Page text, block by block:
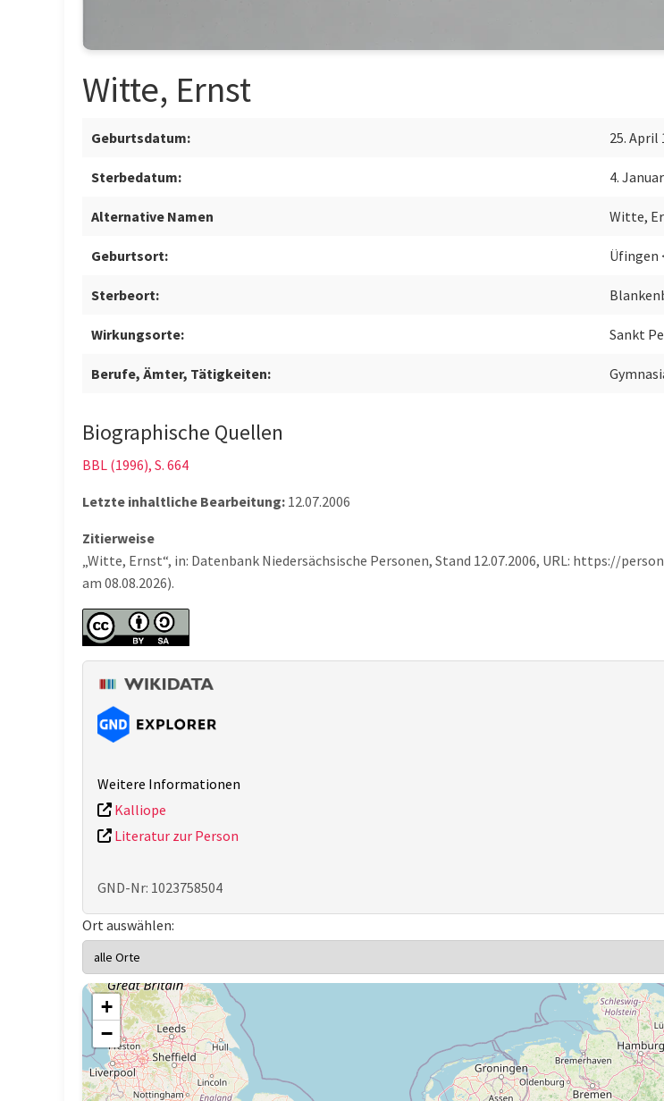
Witte, Ernst
Geburtsdatum: 25. April
Sterbedatum: 4.
Alternative Namen Witte,
Geburtsort: Üfingen
Sterbeort:
Wirkungsorte: Sankt
Berufe, Ämter, Tätigkeiten:
Biographische Quellen
BBL (1996), S. 664
Letzte inhaltliche Bearbeitung: 12.07.2006
Zitierweise
„Witte, Ernst“, in: Datenbank Niedersächsische Personen, Stand 12.07.2006, URL: https://
am 08.08.2026).
Weitere Informationen
Kalliope
Literatur zur Person
GND-Nr: 1023758504
Ort auswählen:
+
−